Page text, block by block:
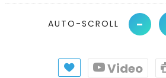
AUTO-SCROLL -
Video